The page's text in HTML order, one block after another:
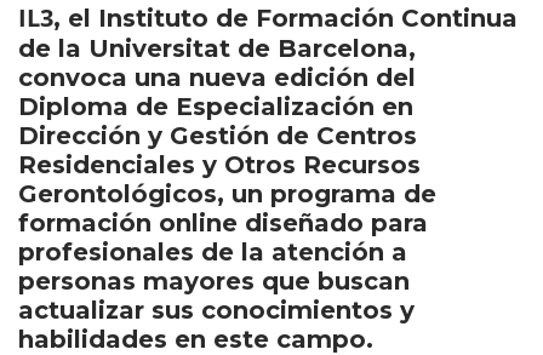
IL3, el Instituto de Formación Continua
de la Universitat de Barcelona,
convoca una nueva edición del
Diploma de Especialización en
Dirección y Gestión de Centros
Residenciales y Otros Recursos
Gerontológicos, un programa de
formación online diseñado para
profesionales de la atención a
personas mayores que buscan
actualizar sus conocimientos y
habilidades en este campo.